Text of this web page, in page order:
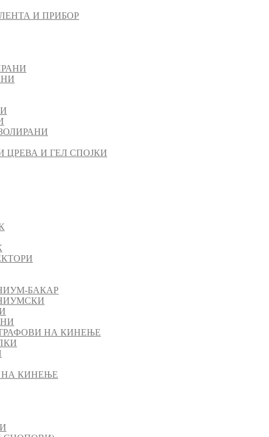
И ПРИБОР
ЦРЕВА И ГЕЛ СПОЈКИ
БАКАР
НА КИНЕЊЕ
НА КИНЕЊЕ